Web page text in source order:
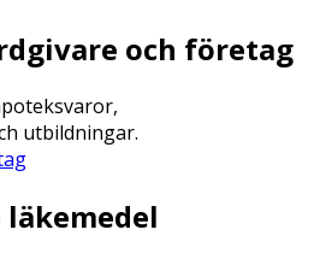
och företag
utbildningar.
läkemedel